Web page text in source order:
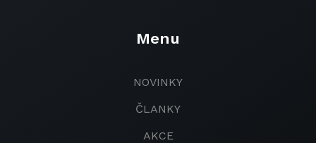
Menu
NOVINKY
ČLANKY
AKCE